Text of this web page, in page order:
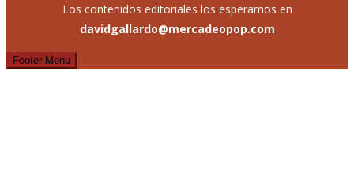
Los contenidos editoriales los esperamos en
davidgallardo@mercadeopop.com
Footer Menu